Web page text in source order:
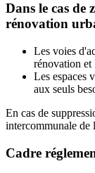
Dans le cas de
rénovation
Les voies
rénovation et
Les espaces
aux seuls
En cas de
intercommunale de
Cadre